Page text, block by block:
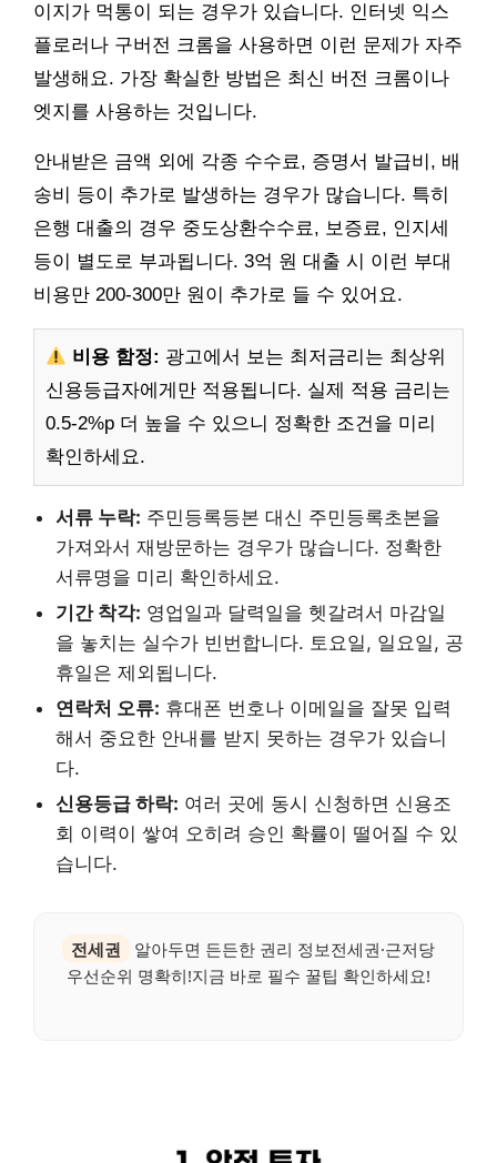
이지가 먹통이 되는 경우가 있습니다. 인터넷 익스
플로러나 구버전 크롬을 사용하면 이런 문제가 자주
발생해요. 가장 확실한 방법은 최신 버전 크롬이나
엣지를 사용하는 것입니다.
안내받은 금액 외에 각종 수수료, 증명서 발급비, 배
송비 등이 추가로 발생하는 경우가 많습니다. 특히
은행 대출의 경우 중도상환수수료, 보증료, 인지세
등이 별도로 부과됩니다. 3억 원 대출 시 이런 부대
비용만 200-300만 원이 추가로 들 수 있어요.
비용 함정: 광고에서 보는 최저금리는 최상위
신용등급자에게만 적용됩니다. 실제 적용 금리는
0.5-2%p 더 높을 수 있으니 정확한 조건을 미리
확인하세요.
서류 누락: 주민등록등본 대신 주민등록초본을
가져와서 재방문하는 경우가 많습니다. 정확한
서류명을 미리 확인하세요.
기간 착각: 영업일과 달력일을 헷갈려서 마감일
을 놓치는 실수가 빈번합니다. 토요일, 일요일, 공
휴일은 제외됩니다.
연락처 오류: 휴대폰 번호나 이메일을 잘못 입력
해서 중요한 안내를 받지 못하는 경우가 있습니
다.
신용등급 하락: 여러 곳에 동시 신청하면 신용조
회 이력이 쌓여 오히려 승인 확률이 떨어질 수 있
습니다.
전세권
알아두면 든든한 권리 정보전세권·근저당
우선순위 명확히!지금 바로 필수 꿀팁 확인하세요!